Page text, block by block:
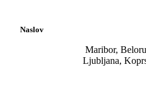
Naslov
Maribor,
Ljubljana,